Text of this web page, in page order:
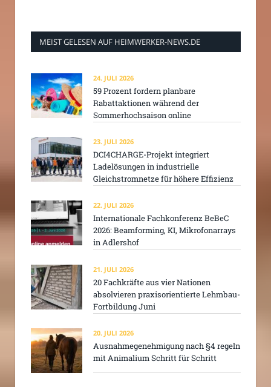
MEIST GELESEN AUF HEIMWERKER-NEWS.DE
24. JULI 2026
59 Prozent fordern planbare
Rabattaktionen während der
Sommerhochsaison online
23. JULI 2026
DCI4CHARGE-Projekt integriert
Ladelösungen in industrielle
Gleichstromnetze für höhere Effizienz
22. JULI 2026
Internationale Fachkonferenz BeBeC
2026: Beamforming, KI, Mikrofonarrays
in Adlershof
21. JULI 2026
20 Fachkräfte aus vier Nationen
absolvieren praxisorientierte Lehmbau-
Fortbildung Juni
20. JULI 2026
Ausnahmegenehmigung nach §4 regeln
mit Animalium Schritt für Schritt